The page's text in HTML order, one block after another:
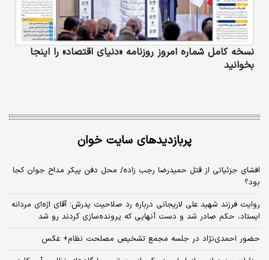
نسخه کامل شماره امروز روزنامه «دنیای‌ اقتصاد» را اینجا
بخوانید
پربازدیدهای سایت خوان
افشای جزئیاتی از قتل حمیدرضا رجب زاده/ محل دفن پیکر مداح جوان کجا
بود؟
روایت فرزند شهید علی لاریجانی درباره رد صلاحیت پدرش؛ آقای اژه‌ای مردانه
ایستاد، حکم صادر شد و دست آنهایی که پرونده‌سازی کردند رو شد
حضور احمدی‌نژاد در جلسه مجمع تشخیص مصلحت نظام+ عکس